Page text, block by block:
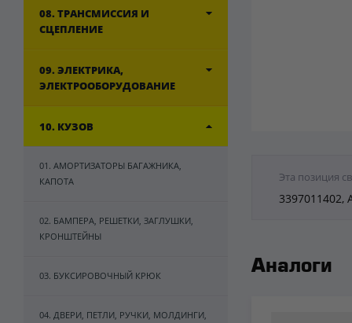
08. ТРАНСМИССИЯ И
СЦЕПЛЕНИЕ
09. ЭЛЕКТРИКА,
ЭЛЕКТРООБОРУДОВАНИЕ
10. КУЗОВ
01. АМОРТИЗАТОРЫ БАГАЖНИКА,
КАПОТА
02. БАМПЕРА, РЕШЕТКИ, ЗАГЛУШКИ,
КРОНШТЕЙНЫ
03. БУКСИРОВОЧНЫЙ КРЮК
04. ДВЕРИ, ПЕТЛИ, РУЧКИ, МОЛДИНГИ,
Эта позиция
3397011402,
Аналоги